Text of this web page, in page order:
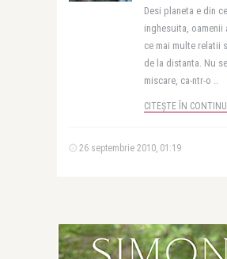
Desi planeta e din
inghesuita, oamenii
ce mai multe relatii
de la distanta. Nu
miscare, ca-ntr-o ..
CITEȘTE ÎN
26 septembrie 2010, 01:19